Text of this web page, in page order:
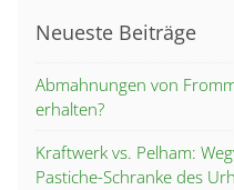
Neueste Beiträge
Abmahnungen von
erhalten?
Kraftwerk vs. Pelham:
Pastiche-Schranke des